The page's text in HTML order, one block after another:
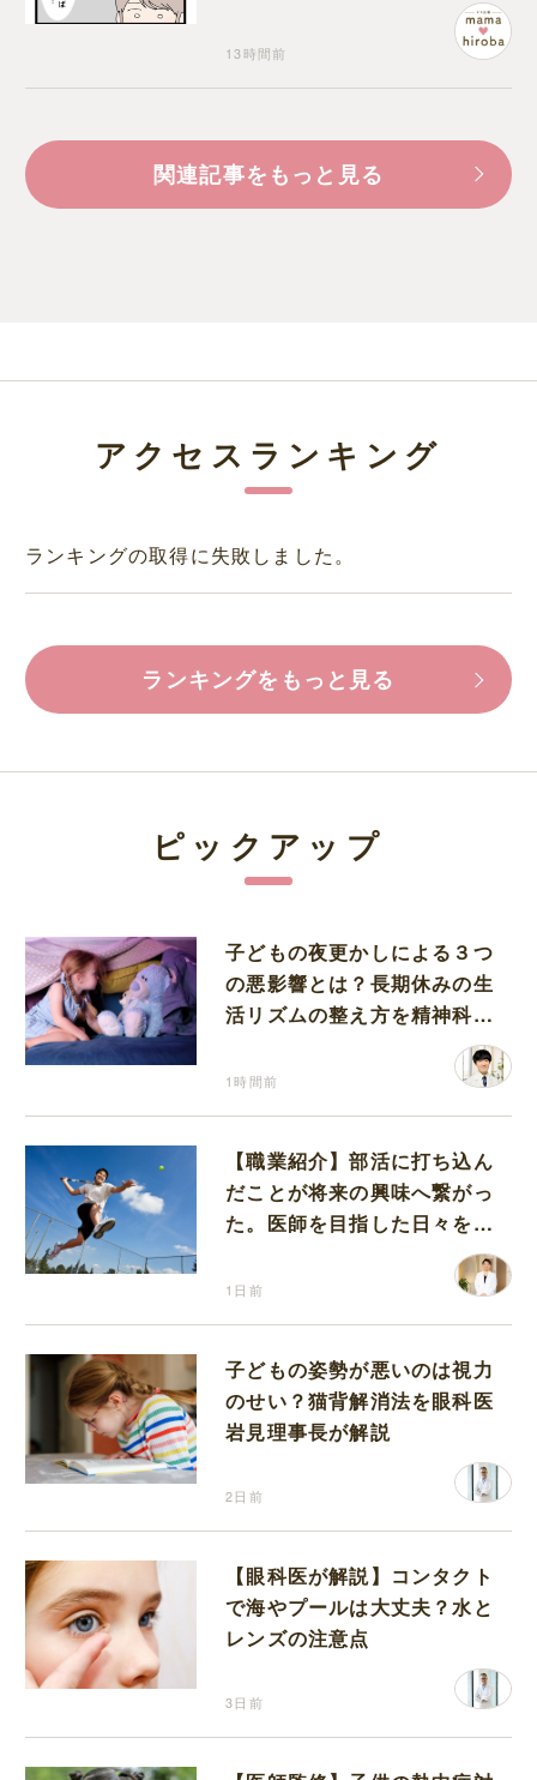
13時間前
関連記事をもっと見る
アクセスランキング
ランキングの取得に失敗しました。
ランキングをもっと見る
ピックアップ
子どもの夜更かしによる３つ
の悪影響とは？長期休みの生
活リズムの整え方を精神科医
1時間前
【職業紹介】部活に打ち込ん
だことが将来の興味へ繋がっ
た。医師を目指した日々を振
1日前
子どもの姿勢が悪いのは視力
のせい？猫背解消法を眼科医
岩見理事長が解説
2日前
【眼科医が解説】コンタクト
で海やプールは大丈夫？水と
レンズの注意点
3日前